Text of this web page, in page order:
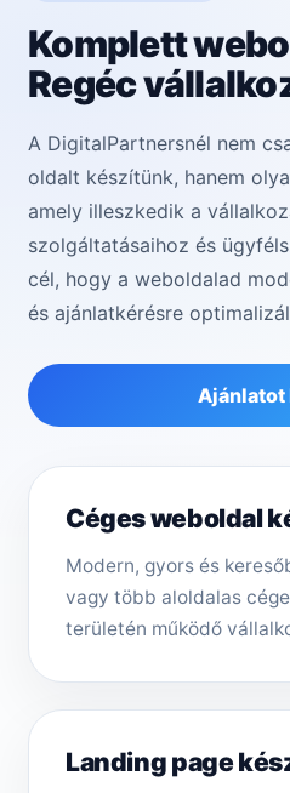
Komplett
Regéc
A DigitalPartnersnél nem
oldalt készítünk, hanem
amely illeszkedik a
szolgáltatásaihoz és
cél, hogy a weboldalad
és ajánlatkérésre
Céges weboldal
Modern, gyors és
vagy több aloldalas
területén működő
Landing page